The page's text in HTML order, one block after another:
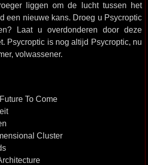
liggen om de lucht tussen het
een nieuwe kans. Droeg u Psycroptic
Laat u overdonderen door deze
Psycroptic is nog altijd Psycroptic, nu
volwassener.
To Come
Cluster